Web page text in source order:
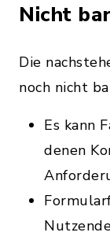
Nicht
Die
noch nicht
Es kann
denen